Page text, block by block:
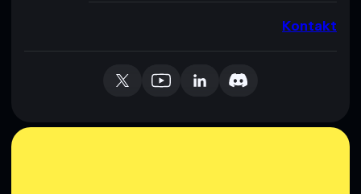
Kontakt